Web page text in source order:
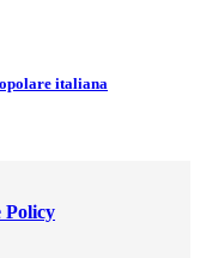
italiana
Policy